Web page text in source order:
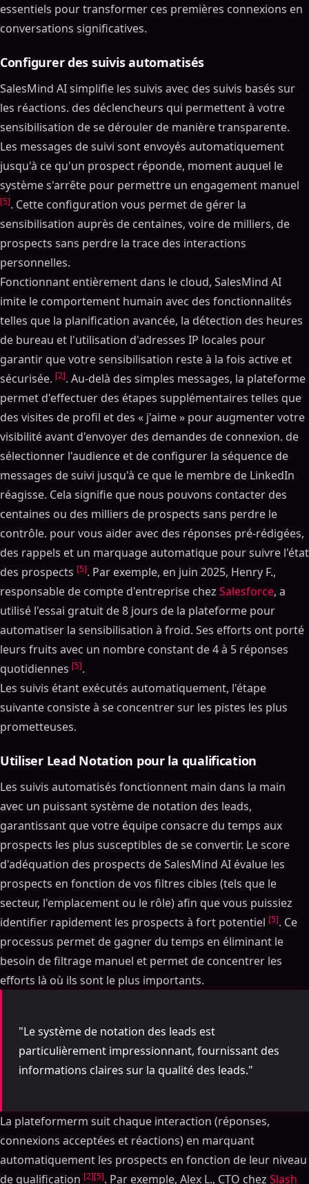
essentiels pour transformer ces premières connexions en
conversations significatives.
Configurer des suivis automatisés
SalesMind AI simplifie les suivis avec des suivis basés sur
les réactions. des déclencheurs qui permettent à votre
sensibilisation de se dérouler de manière transparente.
Les messages de suivi sont envoyés automatiquement
jusqu'à ce qu'un prospect réponde, moment auquel le
système s'arrête pour permettre un engagement manuel
[5]. Cette configuration vous permet de gérer la
sensibilisation auprès de centaines, voire de milliers, de
prospects sans perdre la trace des interactions
personnelles.
Fonctionnant entièrement dans le cloud, SalesMind AI
imite le comportement humain avec des fonctionnalités
telles que la planification avancée, la détection des heures
de bureau et l'utilisation d'adresses IP locales pour
garantir que votre sensibilisation reste à la fois active et
sécurisée. [2]. Au-delà des simples messages, la plateforme
permet d'effectuer des étapes supplémentaires telles que
des visites de profil et des « j'aime » pour augmenter votre
visibilité avant d'envoyer des demandes de connexion. de
sélectionner l'audience et de configurer la séquence de
messages de suivi jusqu'à ce que le membre de LinkedIn
réagisse. Cela signifie que nous pouvons contacter des
centaines ou des milliers de prospects sans perdre le
contrôle. pour vous aider avec des réponses pré-rédigées,
des rappels et un marquage automatique pour suivre l'état
des prospects [5]. Par exemple, en juin 2025, Henry F.,
responsable de compte d'entreprise chez Salesforce, a
utilisé l'essai gratuit de 8 jours de la plateforme pour
automatiser la sensibilisation à froid. Ses efforts ont porté
leurs fruits avec un nombre constant de 4 à 5 réponses
quotidiennes [5].
Les suivis étant exécutés automatiquement, l'étape
suivante consiste à se concentrer sur les pistes les plus
prometteuses.
Utiliser Lead Notation pour la qualification
Les suivis automatisés fonctionnent main dans la main
avec un puissant système de notation des leads,
garantissant que votre équipe consacre du temps aux
prospects les plus susceptibles de se convertir. Le score
d'adéquation des prospects de SalesMind AI évalue les
prospects en fonction de vos filtres cibles (tels que le
secteur, l'emplacement ou le rôle) afin que vous puissiez
identifier rapidement les prospects à fort potentiel [5]. Ce
processus permet de gagner du temps en éliminant le
besoin de filtrage manuel et permet de concentrer les
efforts là où ils sont le plus importants.
"Le système de notation des leads est
particulièrement impressionnant, fournissant des
informations claires sur la qualité des leads."
La plateformerm suit chaque interaction (réponses,
connexions acceptées et réactions) en marquant
automatiquement les prospects en fonction de leur niveau
de qualification [2][5]. Par exemple, Alex L., CTO chez Slash